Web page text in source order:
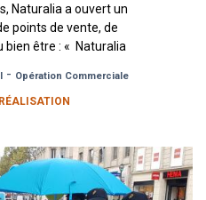
Naturalia a ouvert un
points de vente, de
bien être : « Naturalia
- Opération Commerciale